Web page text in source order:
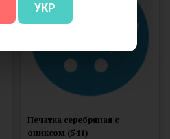
УКР
Печатка серебряная с
ониксом (541)